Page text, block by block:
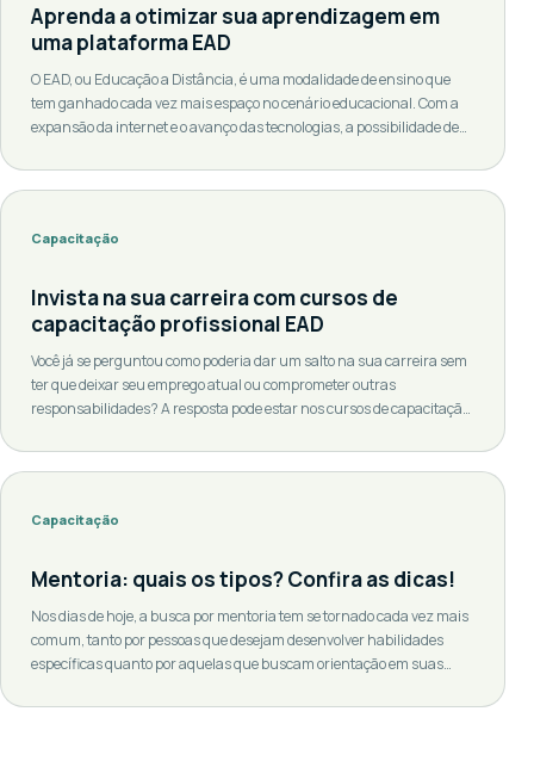
Aprenda a otimizar sua aprendizagem em
uma plataforma EAD
O EAD, ou Educação a Distância, é uma modalidade de ensino que
tem ganhado cada vez mais espaço no cenário educacional. Com a
expansão da internet e o avanço das tecnologias, a possibilidade de
realidade. Contudo, essa modalidade de ensino requer um nível de
Capacitação
Invista na sua carreira com cursos de
capacitação profissional EAD
Você já se perguntou como poderia dar um salto na sua carreira sem
ter que deixar seu emprego atual ou comprometer outras
responsabilidades? A resposta pode estar nos cursos de capacitação
constante atualização, os cursos EAD se tornaram uma opção
Capacitação
Mentoria: quais os tipos? Confira as dicas!
Nos dias de hoje, a busca por mentoria tem se tornado cada vez mais
comum, tanto por pessoas que desejam desenvolver habilidades
específicas quanto por aquelas que buscam orientação em suas
cada um com suas características e objetivos específicos. Além disso,